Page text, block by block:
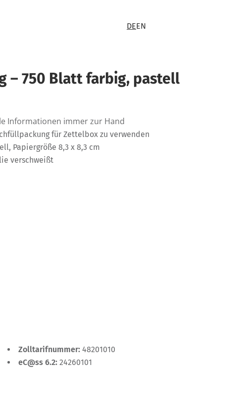
DEEN
– 750 Blatt farbig, pastell
Informationen immer zur Hand
für Zettelbox zu verwenden
Papiergröße 8,3 x 8,3 cm
verschweißt
Zolltarifnummer: 48201010
eC@ss 6.2: 24260101